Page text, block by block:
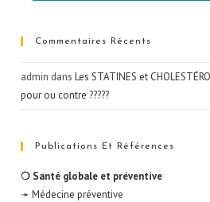
Commentaires Récents
admin dansLes STATINES et
pour ou contre ?????
Publications Et Références
❍ Santé globale et préventive
➛ Médecine préventive